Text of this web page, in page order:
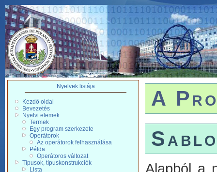
Nyelvek listája
Kezdő oldal
Bevezetés
Nyelvi elemek
Termek
Egy program szerkezete
Operátorok
Az operátorok felhasználása
Példa
Operátoros változat
Típusok, típuskonstrukciók
Lista
A
Alapból a